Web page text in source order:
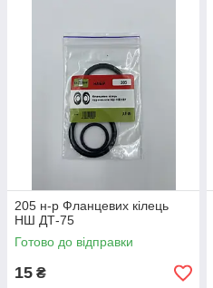
205 н-р Фланцевих кілець
НШ ДТ-75
Готово до відправки
15 ₴